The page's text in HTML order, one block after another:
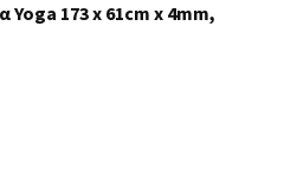
Yoga 173 x 61cm x 4mm,